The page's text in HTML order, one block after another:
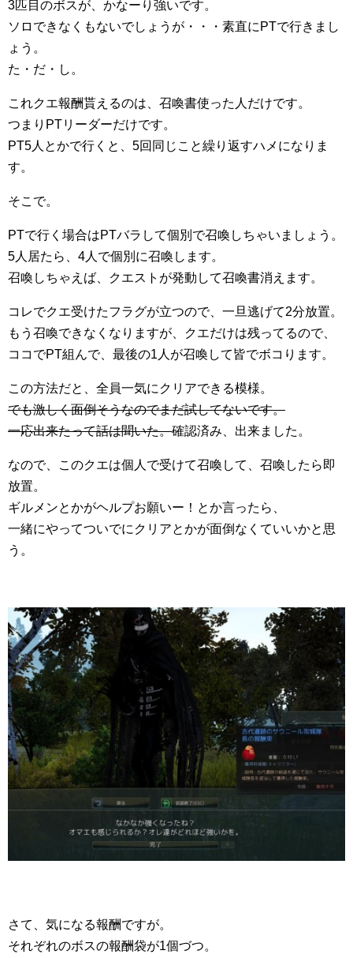
3匹目のボスが、かなーり強いです。
ソロできなくもないでしょうが・・・素直にPTで行きまし
ょう。
た・だ・し。
これクエ報酬貰えるのは、召喚書使った人だけです。
つまりPTリーダーだけです。
PT5人とかで行くと、5回同じこと繰り返すハメになりま
す。
そこで。
PTで行く場合はPTバラして個別で召喚しちゃいましょう。
5人居たら、4人で個別に召喚します。
召喚しちゃえば、クエストが発動して召喚書消えます。
コレでクエ受けたフラグが立つので、一旦逃げて2分放置。
もう召喚できなくなりますが、クエだけは残ってるので、
ココでPT組んで、最後の1人が召喚して皆でボコります。
この方法だと、全員一気にクリアできる模様。
でも激しく面倒そうなのでまだ試してないです。
一応出来たって話は聞いた。確認済み、出来ました。
なので、このクエは個人で受けて召喚して、召喚したら即
放置。
ギルメンとかがヘルプお願いー！とか言ったら、
一緒にやってついでにクリアとかが面倒なくていいかと思
う。
さて、気になる報酬ですが。
それぞれのボスの報酬袋が1個づつ。